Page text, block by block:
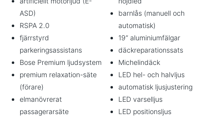
ASD)
RSPA 2.0
fjärrstyrd
parkeringsassistans
Bose Premium ljudsystem
premium relaxation-säte
(förare)
elmanövrerat
passagerarsäte
barnlås (manuell och
automatisk)
19” aluminiumfälgar
däckreparationssats
Michelindäck
LED hel- och halvljus
automatisk ljusjustering
LED varselljus
LED positionsljus